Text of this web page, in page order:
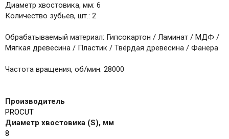
Диаметр хвостовика, мм: 6
Количество зубьев, шт.: 2
Обрабатываемый материал: Гипсокартон / Ламинат / МДФ /
Мягкая древесина / Пластик / Твёрдая древесина / Фанера
Частота вращения, об/мин: 28000
Производитель
PROCUT
Диаметр хвостовика (S), мм
8